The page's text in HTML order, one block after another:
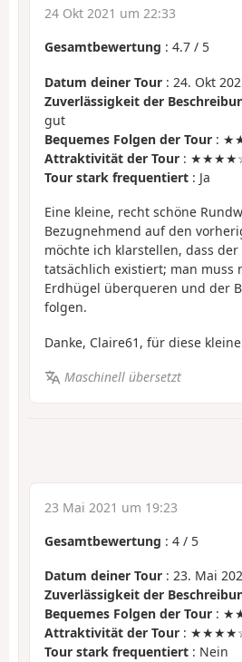
24 Okt 2021 um 22:33
Gesamtbewertung : 4.7 / 5
Datum deiner Tour : 24. Okt
Zuverlässigkeit der
gut
Bequemes Folgen der Tour :
Attraktivität der Tour :
Tour stark frequentiert : Ja
Eine kleine, recht schöne
Bezugnehmend auf den
möchte ich klarstellen, dass der
tatsächlich existiert; man muss
Erdhügel überqueren und der
folgen.
Danke, Claire61, für diese
Maschinell übersetzt
23 Mai 2021 um 19:23
Gesamtbewertung : 4 / 5
Datum deiner Tour : 23. Mai
Zuverlässigkeit der
Bequemes Folgen der Tour :
Attraktivität der Tour :
Tour stark frequentiert : Nein